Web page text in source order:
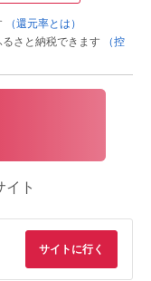
（還元率とは）
さと納税できます
（控
イト
サイトに行く